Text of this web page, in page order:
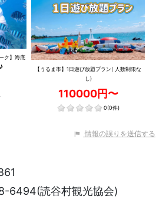
ク】海底
【うるま市】1日遊び放題プラン( 人数制限な
し)
110000円〜
0(0件)
情報の誤りを送信する
6494(読谷村観光協会)